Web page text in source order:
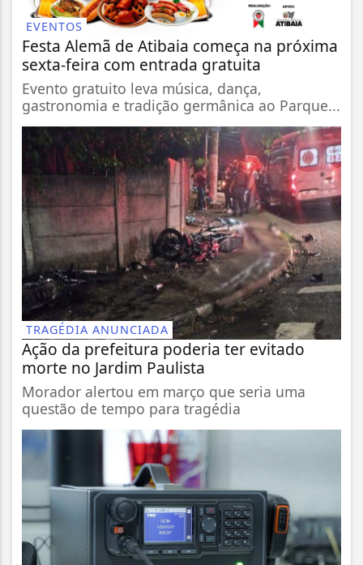
EVENTOS
Festa Alemã de Atibaia começa na próxima
sexta-feira com entrada gratuita
Evento gratuito leva música, dança,
gastronomia e tradição germânica ao Parque...
TRAGÉDIA ANUNCIADA
Ação da prefeitura poderia ter evitado
morte no Jardim Paulista
Morador alertou em março que seria uma
questão de tempo para tragédia